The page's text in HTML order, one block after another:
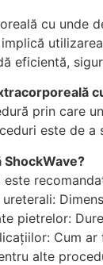
cu unde
eficientă,
prin care
este de
ureterali:
pietrelor:
Cum
alte